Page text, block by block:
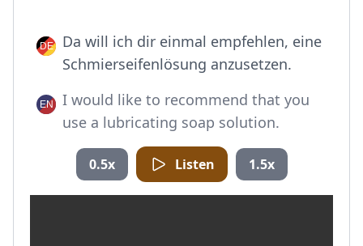
Da will ich dir einmal empfehlen, eine
Schmierseifenlösung anzusetzen.
I would like to recommend that you
use a lubricating soap solution.
0.5x Listen 1.5x